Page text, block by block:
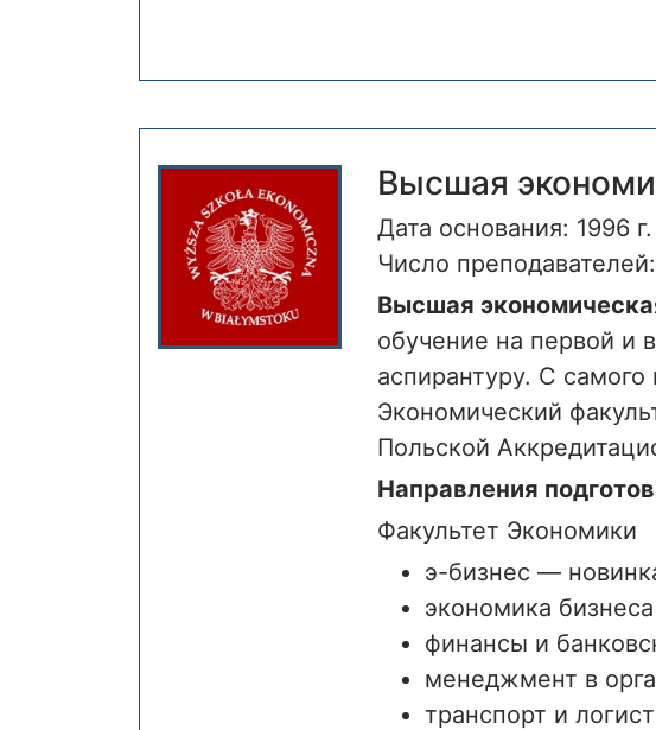
Высшая
Дата основания: 1996 г.
Число
Высшая
обучение на первой и
аспирантуру. С
Экономический
Польской
Направления
Факультет Экономики
э-бизнес —
экономика
финансы и
менеджмент в
транспорт и